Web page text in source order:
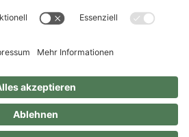
Social-Media-Kanälen.